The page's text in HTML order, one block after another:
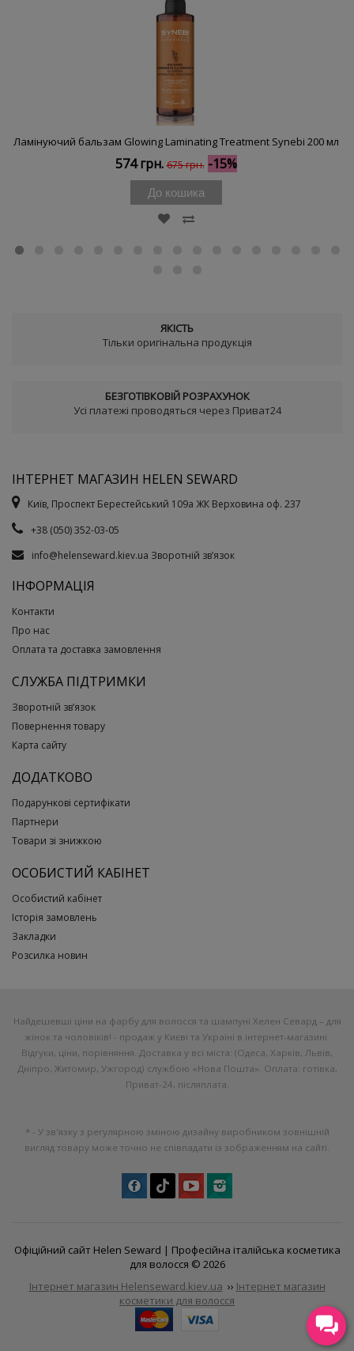
Ламінуючий бальзам Glowing Laminating Treatment Synebi 200 мл
574 грн. 675 грн. -15%
До кошика
ЯКІСТЬ
Тільки оригінальна продукція
БЕЗГОТІВКОВІЙ РОЗРАХУНОК
Усі платежі проводяться через Приват24
ІНТЕРНЕТ МАГАЗИН HELEN SEWARD
Київ, Проспект Берестейський 109а ЖК Верховина оф. 237
+38 (050) 352-03-05
info@helenseward.kiev.ua Зворотній зв’язок
ІНФОРМАЦІЯ
Контакти
Про нас
Оплата та доставка замовлення
СЛУЖБА ПІДТРИМКИ
Зворотній зв’язок
Повернення товару
Карта сайту
ДОДАТКОВО
Подарункові сертифікати
Партнери
Товари зі знижкою
ОСОБИСТИЙ КАБІНЕТ
Особистий кабінет
Історія замовлень
Закладки
Розсилка новин
Найдешевші ціни на фарбу для волосся та шампуні Хелен Севард – для
жінок та чоловіків! - продаж у Києві та Україні в інтернет-магазині.
Відгуки, ціни, порівняння. Доставка у всі міста: (Одеса, Харків, Львів,
Дніпро, Житомир, Ужгород) службою «Нова Пошта». Оплата: готівка,
Приват-24, післяплата.
* - У зв'язку з регулярною зміною дизайну виробником зовнішній
вигляд товару може точно не співпадати із зображенням на сайті.
Офіційний сайт Helen Seward | Професійна італійська косметика
для волосся © 2026
Інтернет магазин Helenseward.kiev.ua ›› Інтернет магазин
косметики для волосся